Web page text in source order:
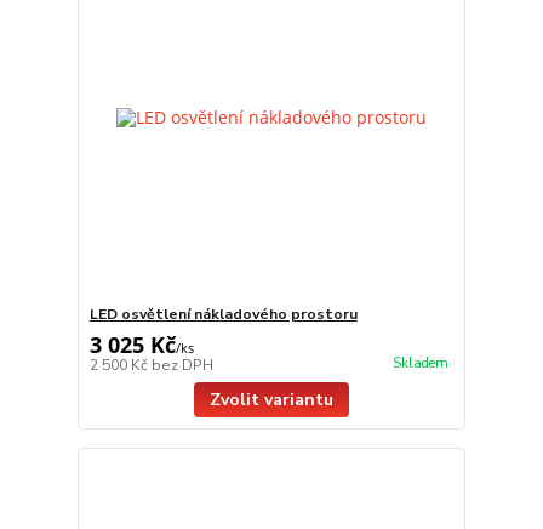
LED osvětlení nákladového prostoru
3 025 Kč/ks
2 500 Kč bez DPH Skladem
Zvolit variantu